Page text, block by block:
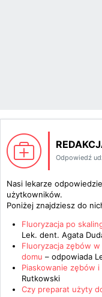
Odpowiedź
Nasi lekarze
użytkowników.
Poniżej znajdziesz do
Fluoryzacja po
Lek. dent. Agata
Fluoryzacja zębów
domu – odpowiada
Piaskowanie zębów
Rutkowski
Czy preparat użyty